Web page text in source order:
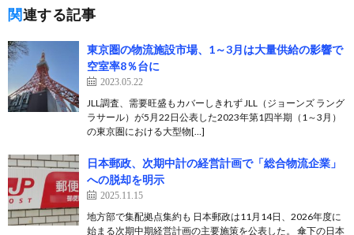
関連する記事
東京圏の物流施設市場、1～3月は大量供給の影響で
空室率8％台に
2023.05.22
JLL調査、需要旺盛もカバーしきれず JLL（ジョーンズ ラング
ラサール）が5月22日公表した2023年第1四半期（1～3月）
の東京圏における大型物[…]
日本郵政、次期中計の経営計画で「総合物流企業」
への脱却を明示
2025.11.15
地方部で集配拠点集約も 日本郵政は11月14日、2026年度に
始まる次期中期経営計画の主要施策を公表した。 傘下の日本